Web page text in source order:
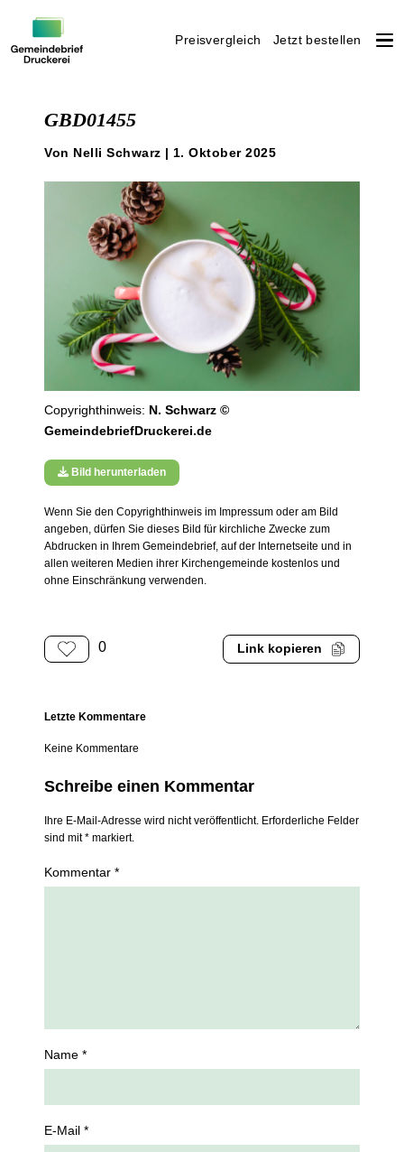
Preisvergleich Jetzt bestellen
GBD01455
Von Nelli Schwarz | 1. Oktober 2025
Copyrighthinweis: N. Schwarz ©
GemeindebriefDruckerei.de
Bild herunterladen
Wenn Sie den Copyrighthinweis im Impressum oder am Bild
angeben, dürfen Sie dieses Bild für kirchliche Zwecke zum
Abdrucken in Ihrem Gemeindebrief, auf der Internetseite und in
allen weiteren Medien ihrer Kirchengemeinde kostenlos und
ohne Einschränkung verwenden.
0 Link kopieren
Letzte Kommentare
Keine Kommentare
Schreibe einen Kommentar
Ihre E-Mail-Adresse wird nicht veröffentlicht. Erforderliche Felder
sind mit * markiert.
Kommentar *
Name *
E-Mail *